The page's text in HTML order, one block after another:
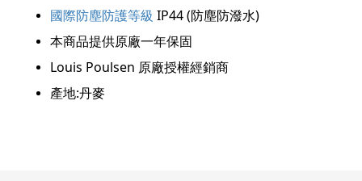
國際防塵防護等級 IP44 (防塵防潑水)
本商品提供原廠一年保固
Louis Poulsen 原廠授權經銷商
產地:丹麥